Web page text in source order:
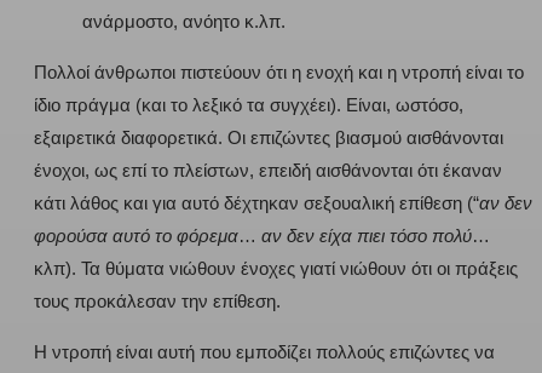
ανάρμοστο, ανόητο κ.λπ.
Πολλοί άνθρωποι πιστεύουν ότι η ενοχή και η ντροπή είναι το
ίδιο πράγμα (και το λεξικό τα συγχέει). Είναι, ωστόσο,
εξαιρετικά διαφορετικά. Οι επιζώντες βιασμού αισθάνονται
ένοχοι, ως επί το πλείστων, επειδή αισθάνονται ότι έκαναν
κάτι λάθος και για αυτό δέχτηκαν σεξουαλική επίθεση (“αν δεν
φορούσα αυτό το φόρεμα… αν δεν είχα πιει τόσο πολύ…
κλπ). Τα θύματα νιώθουν ένοχες γιατί νιώθουν ότι οι πράξεις
τους προκάλεσαν την επίθεση.
Η ντροπή είναι αυτή που εμποδίζει πολλούς επιζώντες να